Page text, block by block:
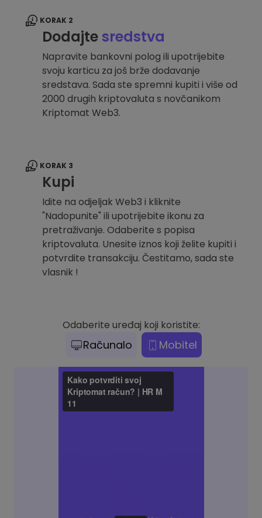
KORAK 2
Dodajtesredstva
Napravite bankovni polog ili upotrijebite
svoju karticu za još brže dodavanje
sredstava. Sada ste spremni kupiti i više od
2000 drugih kriptovaluta s novčanikom
Kriptomat Web3.
KORAK 3
Kupi
Idite na odjeljak Web3 i kliknite
"Nadopunite" ili upotrijebite ikonu za
pretraživanje. Odaberite s popisa
kriptovaluta. Unesite iznos koji želite kupiti i
potvrdite transakciju. Čestitamo, sada ste
vlasnik !
Odaberite uređaj koji koristite:
Računalo Mobitel